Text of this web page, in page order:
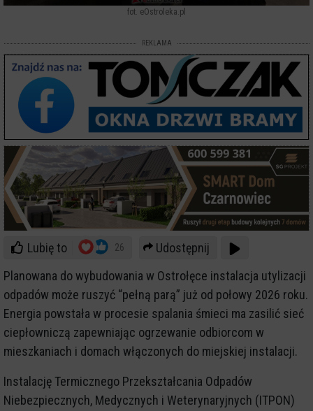
fot. eOstroleka.pl
REKLAMA
Lubię to 26
Udostępnij
Planowana do wybudowania w Ostrołęce instalacja utylizacji
odpadów może ruszyć “pełną parą” już od połowy 2026 roku.
Energia powstała w procesie spalania śmieci ma zasilić sieć
ciepłowniczą zapewniając ogrzewanie odbiorcom w
mieszkaniach i domach włączonych do miejskiej instalacji.
Instalację Termicznego Przekształcania Odpadów
Niebezpiecznych, Medycznych i Weterynaryjnych (ITPON)